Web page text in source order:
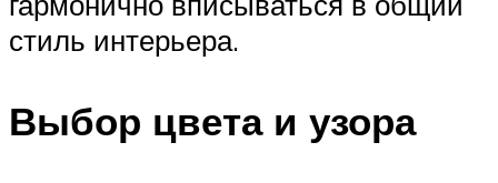
стиль интерьера.
Выбор цвета и узора